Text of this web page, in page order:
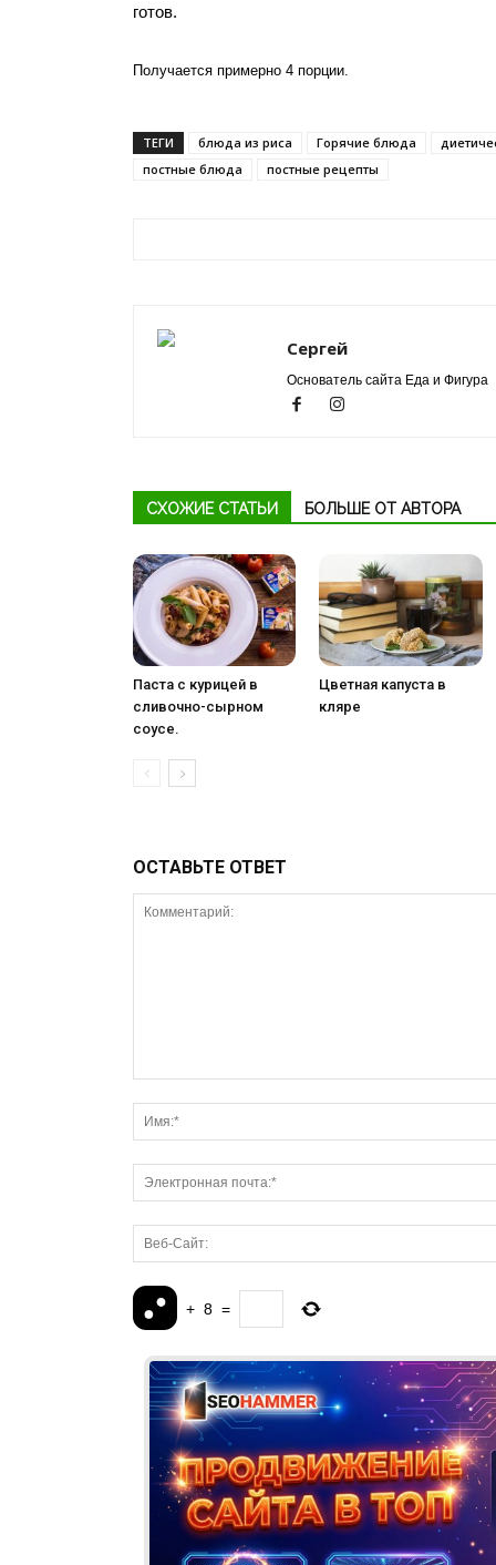
готов.
Получается примерно 4 порции.
ТЕГИ блюда из риса Горячие блюда
постные блюда
постные рецепты
Сергей
Основатель сайта Еда и Фигура
СХОЖИЕ СТАТЬИ БОЛЬШЕ ОТ АВТОРА
Паста с курицей в
сливочно-сырном
соусе.
Цветная капуста в
кляре
ОСТАВЬТЕ ОТВЕТ
+ 8 =